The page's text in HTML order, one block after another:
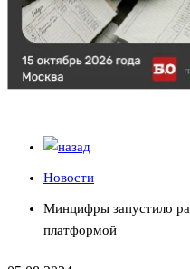
Новости
Минцифры запустило
платформой